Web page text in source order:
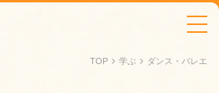
TOP 学ぶ ダンス・バレエ